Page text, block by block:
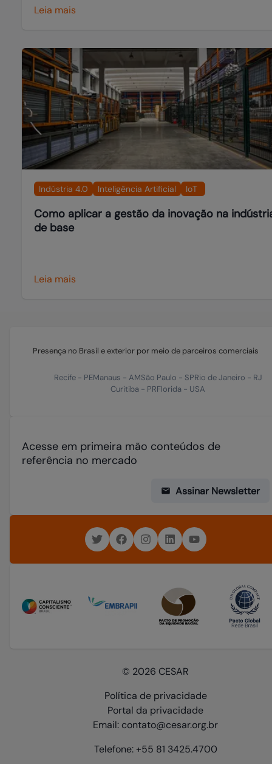
Leia mais
Indústria 4.0 Inteligência Artificial IoT
Como aplicar a gestão da inovação na
de base
Leia mais
Presença no Brasil e exterior por meio de parceiros comerciais
Recife- PEManaus - AMSão Paulo - SPRio de Janeiro - RJ
Curitiba - PRFlorida - USA
Acesse em primeira mão conteúdos de
referência no mercado
Assinar Newsletter
© 2026 CESAR
Política de privacidade
Portal da privacidade
Email: contato@cesar.org.br
Telefone: +55 81 3425.4700